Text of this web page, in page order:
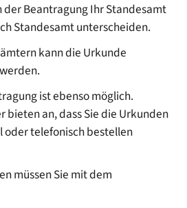
Beantragung Ihr Standesamt
Standesamt unterscheiden.
kann die Urkunde
ist ebenso möglich.
bieten an, dass Sie die Urkunden
oder telefonisch bestellen
müssen Sie mit dem